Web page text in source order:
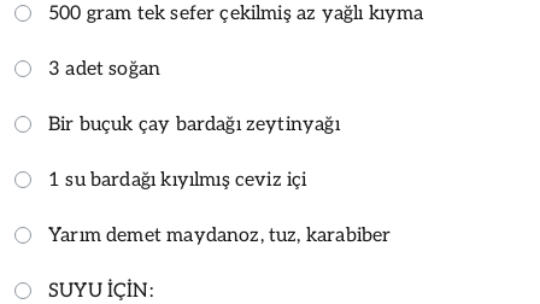
500 gram tek sefer çekilmiş az yağlı kıyma
3 adet soğan
Bir buçuk çay bardağı zeytinyağı
1 su bardağı kıyılmış ceviz içi
Yarım demet maydanoz, tuz, karabiber
SUYU İÇİN: